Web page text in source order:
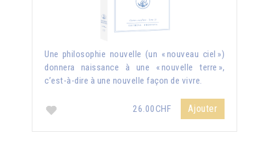
Une philosophie nouvelle (un « nouveau ciel »)
donnera naissance à une « nouvelle terre »,
c’est-à-dire à une nouvelle façon de vivre.
26.00CHF Ajouter